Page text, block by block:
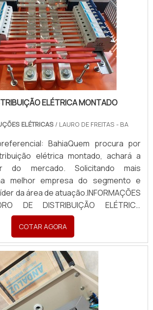
ELÉTRICA MONTADO
ELÉTRICAS / LAURO DE FREITAS - BA
BahiaQuem procura por
elétrica montado, achará a
do mercado. Solicitando mais
melhor empresa do segmento e
da área de atuação.INFORMAÇÕES
DE DISTRIBUIÇÃO ELÉTRICA
busca por quadro de distribuição
em uma empresa inovadora,
Soluções Elétricas. Uma empresa
em banco de...
COTAR AGORA